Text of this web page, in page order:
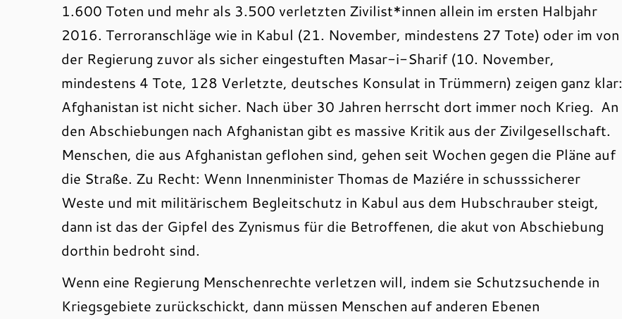
1.600 Toten und mehr als 3.500 verletzten Zivilist*innen allein im ersten Halbjahr
2016. Terroranschläge wie in Kabul (21. November, mindestens 27 Tote) oder im von
der Regierung zuvor als sicher eingestuften Masar-i-Sharif (10. November,
mindestens 4 Tote, 128 Verletzte, deutsches Konsulat in Trümmern) zeigen ganz klar:
Afghanistan ist nicht sicher. Nach über 30 Jahren herrscht dort immer noch Krieg. An
den Abschiebungen nach Afghanistan gibt es massive Kritik aus der Zivilgesellschaft.
Menschen, die aus Afghanistan geflohen sind, gehen seit Wochen gegen die Pläne auf
die Straße. Zu Recht: Wenn Innenminister Thomas de Maziére in schusssicherer
Weste und mit militärischem Begleitschutz in Kabul aus dem Hubschrauber steigt,
dann ist das der Gipfel des Zynismus für die Betroffenen, die akut von Abschiebung
dorthin bedroht sind.
Wenn eine Regierung Menschenrechte verletzen will, indem sie Schutzsuchende in
Kriegsgebiete zurückschickt, dann müssen Menschen auf anderen Ebenen